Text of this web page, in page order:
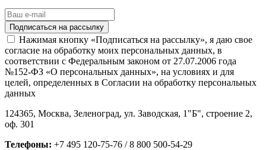
Нажимая кнопку «Подписаться на рассылку», я даю свое
согласие на обработку моих персональных данных, в
соответствии с Федеральным законом от 27.07.2006 года
№152-ФЗ «О персональных данных», на условиях и для
целей, определенных в Согласии на обработку персональных
данных
124365, Москва, Зеленоград, ул. Заводская, 1"Б", строение 2,
оф. 301
Телефоны: +7 495 120-75-76 / 8 800 500-54-29